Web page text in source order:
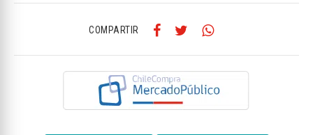
COMPARTIR